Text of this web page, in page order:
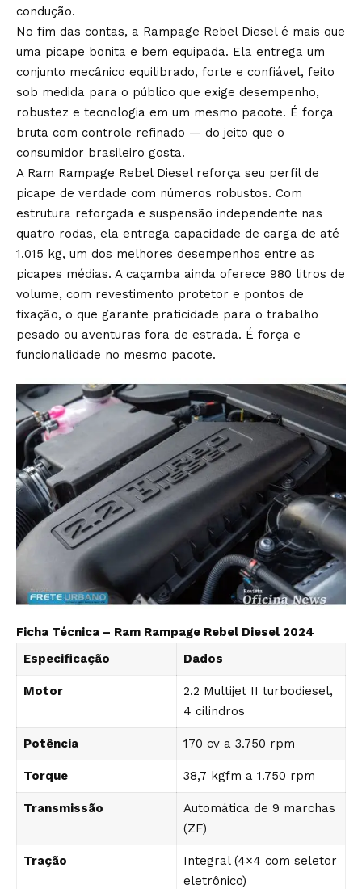
condução.
No fim das contas, a Rampage Rebel Diesel é mais que
uma picape bonita e bem equipada. Ela entrega um
conjunto mecânico equilibrado, forte e confiável, feito
sob medida para o público que exige desempenho,
robustez e tecnologia em um mesmo pacote. É força
bruta com controle refinado — do jeito que o
consumidor brasileiro gosta.
A Ram Rampage Rebel Diesel reforça seu perfil de
picape de verdade com números robustos. Com
estrutura reforçada e suspensão independente nas
quatro rodas, ela entrega capacidade de carga de até
1.015 kg, um dos melhores desempenhos entre as
picapes médias. A caçamba ainda oferece 980 litros de
volume, com revestimento protetor e pontos de
fixação, o que garante praticidade para o trabalho
pesado ou aventuras fora de estrada. É força e
funcionalidade no mesmo pacote.
Ficha Técnica – Ram Rampage Rebel Diesel 2024
Especificação
Dados
Motor
2.2 Multijet II turbodiesel,
4 cilindros
Potência 170 cv a 3.750 rpm
Torque 38,7 kgfm a 1.750 rpm
Transmissão
Automática de 9 marchas
(ZF)
Tração
Integral (4×4 com seletor
eletrônico)